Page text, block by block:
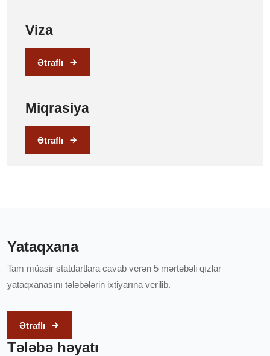
Viza
Ətraflı
Miqrasiya
Ətraflı
Yataqxana
Tam müasir statdartlara cavab verən 5 mərtəbəli qızlar
yataqxanasını tələbələrin ixtiyarına verilib.
Ətraflı
Tələbə həyatı